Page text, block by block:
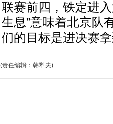
联赛前四，铁定进
生息”意味着北京队
们的目标是进决赛
(责任编辑：韩犁夫)